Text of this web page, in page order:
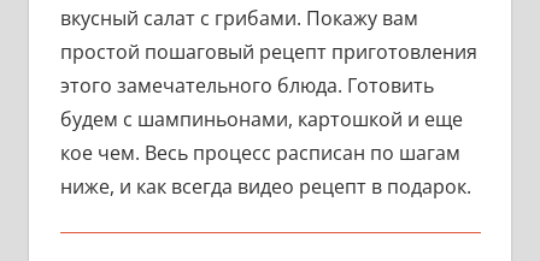
вкусный салат с грибами. Покажу вам
простой пошаговый рецепт приготовления
этого замечательного блюда. Готовить
будем с шампиньонами, картошкой и еще
кое чем. Весь процесс расписан по шагам
ниже, и как всегда видео рецепт в подарок.